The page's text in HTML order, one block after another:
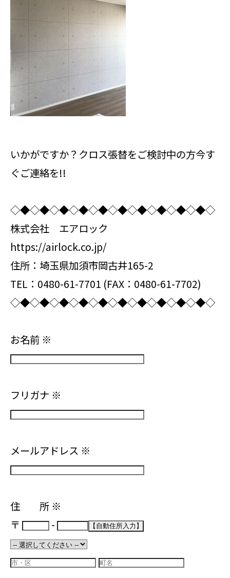
いかがですか？クロス張替をご検討中の方今す
ぐご連絡を!!
◇◆◇◆◇◆◇◆◇◆◇◆◇◆◇◆◇◆◇◆◇
株式会社 エアロック
https://airlock.co.jp/
住所：埼玉県加須市岡古井165-2
TEL：0480-61-7701 (FAX：0480-61-7702)
◇◆◇◆◇◆◇◆◇◆◇◆◇◆◇◆◇◆◇◆◇
お名前 ※
フリガナ ※
メールアドレス ※
住 所 ※
〒
-